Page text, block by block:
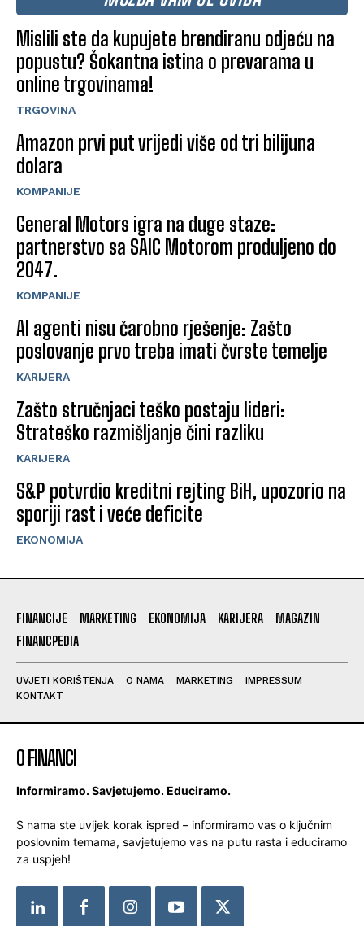
Mislili ste da kupujete brendiranu odjeću na
popustu? Šokantna istina o prevarama u
online trgovinama!
TRGOVINA
Amazon prvi put vrijedi više od tri bilijuna
dolara
KOMPANIJE
General Motors igra na duge staze:
partnerstvo sa SAIC Motorom produljeno do
2047.
KOMPANIJE
AI agenti nisu čarobno rješenje: Zašto
poslovanje prvo treba imati čvrste temelje
KARIJERA
Zašto stručnjaci teško postaju lideri:
Strateško razmišljanje čini razliku
KARIJERA
S&P potvrdio kreditni rejting BiH, upozorio na
sporiji rast i veće deficite
EKONOMIJA
FINANCIJE MARKETING EKONOMIJA KARIJERA
MAGAZIN
FINANCPEDIA
UVJETI KORIŠTENJA O NAMA MARKETING
IMPRESSUM
KONTAKT
O FINANCI
Informiramo. Savjetujemo. Educiramo.
S nama ste uvijek korak ispred – informiramo vas o ključnim
poslovnim temama, savjetujemo vas na putu rasta i educiramo
za uspjeh!